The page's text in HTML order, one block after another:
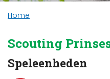
Home
Scouting
Speleenheden